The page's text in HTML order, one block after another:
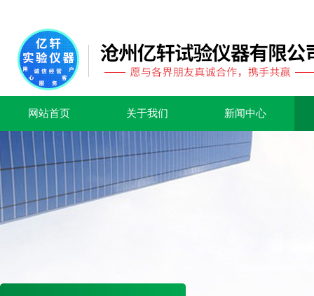
网站首页 关于我们 新闻中心